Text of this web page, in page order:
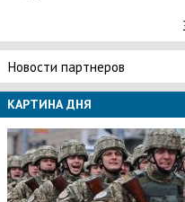
Новости партнеров
КАРТИНА ДНЯ